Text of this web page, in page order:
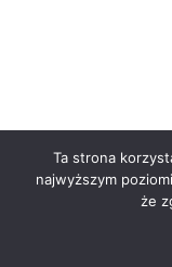
Ta strona
najwyższym
że